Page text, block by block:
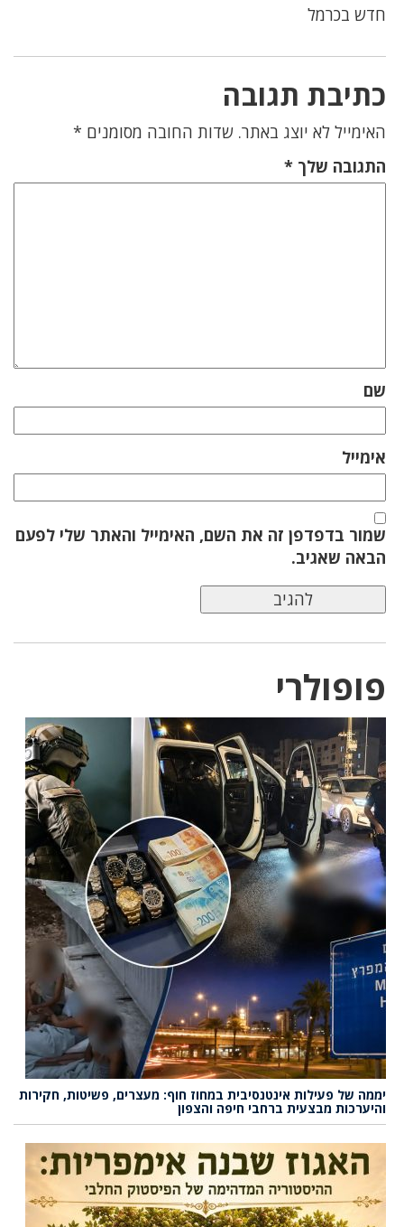
חדש בכרמל
כתיבת תגובה
האימייל לא יוצג באתר. שדות החובה מסומנים *
התגובה שלך *
שם
אימייל
שמור בדפדפן זה את השם, האימייל והאתר שלי לפעם
הבאה שאגיב.
פופולרי
יממה של פעילות אינטנסיבית במחוז חוף: מעצרים, פשיטות, חקירות
והיערכות מבצעית ברחבי חיפה והצפון